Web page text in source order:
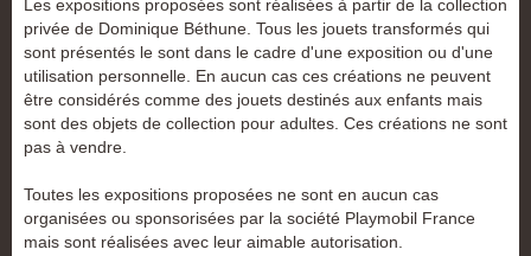
Les expositions proposées sont réalisées à partir de la collection
privée de Dominique Béthune. Tous les jouets transformés qui
sont présentés le sont dans le cadre d'une exposition ou d'une
utilisation personnelle. En aucun cas ces créations ne peuvent
être considérés comme des jouets destinés aux enfants mais
sont des objets de collection pour adultes. Ces créations ne sont
pas à vendre.
Toutes les expositions proposées ne sont en aucun cas
organisées ou sponsorisées par la société Playmobil France
mais sont réalisées avec leur aimable autorisation.